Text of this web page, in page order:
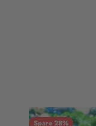
Spare 28%